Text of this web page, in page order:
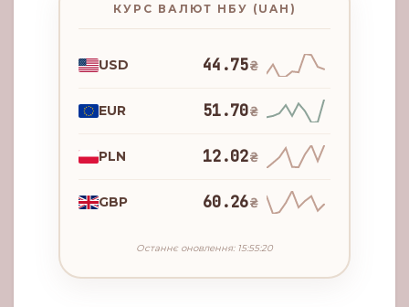
КУРС ВАЛЮТ НБУ (UAH)
USD 44.75₴
EUR 51.70₴
PLN 12.02₴
GBP 60.26₴
Останнє оновлення: 15:55:20